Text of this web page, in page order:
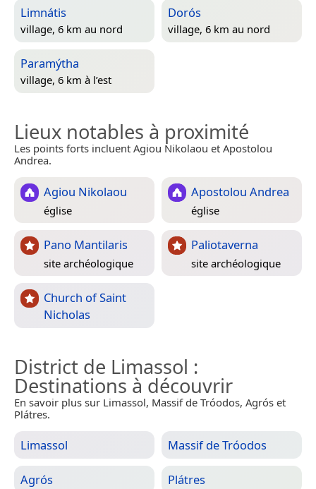
Limnátis
village, 6 km au nord
Dorós
village, 6 km au nord
Paramýtha
village, 6 km à l’est
Lieux notables à proximité
Les points forts incluent Agiou Nikolaou et Apostolou
Andrea.
Agiou Nikolaou
église
Apostolou Andrea
église
Pano Mantilaris
site archéologique
Paliotaverna
site archéologique
Church of Saint
Nicholas
District de Limassol :
Destinations à découvrir
En savoir plus sur Limassol, Massif de Tróodos, Agrós et
Plátres.
Limassol Massif de Tróodos
Agrós Plátres